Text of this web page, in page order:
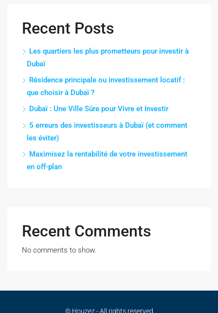
Recent Posts
Les quartiers les plus prometteurs pour investir à
Dubaï
Résidence principale ou investissement locatif :
que choisir à Dubaï ?
Dubaï : Une Ville Sûre pour Vivre et Investir
5 erreurs des investisseurs à Dubaï (et comment
les éviter)
Maximisez la rentabilité de votre investissement
en off-plan
Recent Comments
No comments to show.
© Houzez - All rights reserved